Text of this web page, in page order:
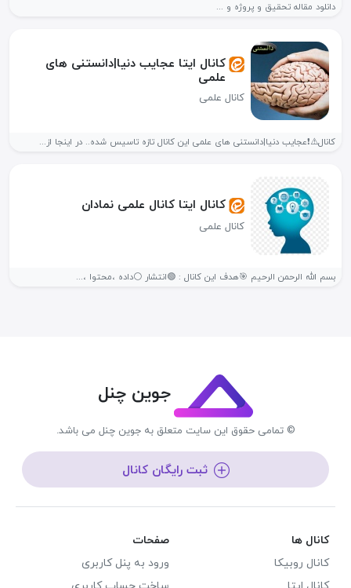
دانلود مقاله تحقیق و پروژه و ...
کانال ایتا ️عجایب دنیا|دانستنی های
علمی
کانال علمی
کانال⚠️❗عجایب دنیا|دانستنی های علمی این کانال تازه تاسیس شده.. در اینجا از...
کانال ایتا کانال علمی نمادان
کانال علمی
بسم الله الرحمن الرحیم 🎯هدف این کانال : 🟢انتشار ⚪داده ،محتوا ،...
جوین چنل
© تمامی حقوق این سایت متعلق به جوین چنل می باشد.
ثبت رایگان کانال
کانال ها
کانال روبیکا
صفحات
ورود به پنل کاربری